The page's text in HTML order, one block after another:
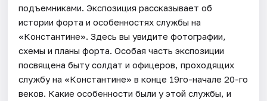
подъемниками. Экспозиция рассказывает об
истории форта и особенностях службы на
«Константине». Здесь вы увидите фотографии,
схемы и планы форта. Особая часть экспозиции
посвящена быту солдат и офицеров, проходящих
службу на «Константине» в конце 19го-начале 20-го
веков. Какие особенности были у этой службы, и